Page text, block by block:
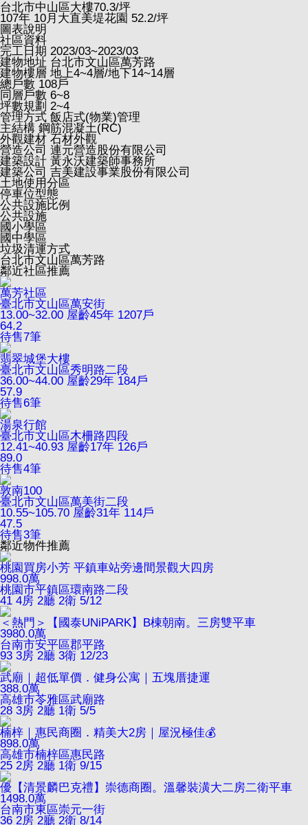
台北市中山區大樓70.3/坪
107年 10月大直美堤花園 52.2/坪
圖表說明
社區資料
完工日期 2023/03~2023/03
建物地址 台北市文山區萬芳路
建物樓層 地上4~4層/地下14~14層
總戶數 108戶
同層戶數 6~8
坪數規劃 2~4
管理方式 飯店式(物業)管理
主結構 鋼筋混凝土(RC)
外觀建材 石材外觀
營造公司 連元營造股份有限公司
建築設計 黃永沃建築師事務所
建築公司 吉美建設事業股份有限公司
土地使用分區
停車位型態
公共設施比例
公共設施
國小學區
國中學區
垃圾清運方式
台北市文山區萬芳路
鄰近社區推薦
萬芳社區
臺北市文山區萬安街
13.00~32.00 屋齡45年 1207戶
64.2
待售7筆
翡翠城堡大樓
臺北市文山區秀明路二段
36.00~44.00 屋齡29年 184戶
57.9
待售6筆
湯泉行館
臺北市文山區木柵路四段
12.41~40.93 屋齡17年 126戶
89.0
待售4筆
敦南100
臺北市文山區萬美街二段
10.55~105.70 屋齡31年 114戶
47.5
待售3筆
鄰近物件推薦
桃園買房小芳 平鎮車站旁邊間景觀大四房
998.0萬
桃園市平鎮區環南路二段
41 4房 2廳 2衛 5/12
＜熱門＞【國泰UNiPARK】B棟朝南。三房雙平車
3980.0萬
台南市安平區郡平路
93 3房 2廳 3衛 12/23
武廟｜超低單價．健身公寓｜五塊厝捷運
388.0萬
高雄市苓雅區武廟路
28 3房 2廳 1衛 5/5
楠梓｜惠民商圈．精美大2房｜屋況極佳💰
898.0萬
高雄市楠梓區惠民路
25 2房 2廳 1衛 9/15
優【清景麟巴克禮】崇德商圈。溫馨裝潢大二房二衛平車
1498.0萬
台南市東區崇元一街
36 2房 2廳 2衛 8/14